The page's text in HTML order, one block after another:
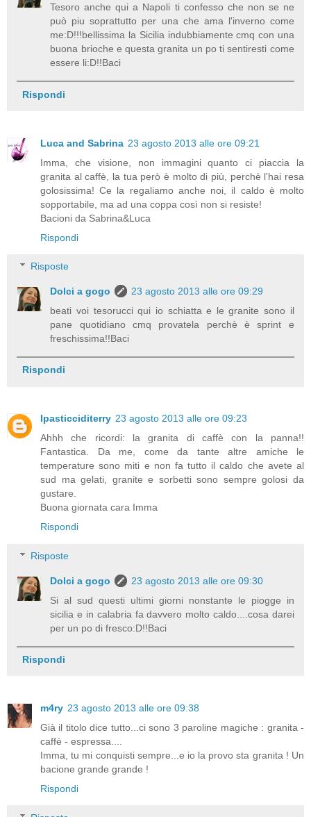
Tesoro anche qui a Napoli ti confesso che non se ne
può piu soprattutto per una che ama l'inverno come
me:D!!!bellissima la Sicilia indubbiamente cmq con una
buona brioche e questa granita un po ti sentiresti come
essere li:D!!Baci
Rispondi
Luca and Sabrina 23 agosto 2013 alle ore 09:21
Imma, che visione, non immagini quanto ci piaccia la
granita al caffè, la tua però è molto di più, perchè l'hai resa
golosissima! Ce la regaliamo anche noi, il caldo è molto
sopportabile, ma ad una coppa così non si resiste!
Bacioni da Sabrina&Luca
Rispondi
Risposte
Dolci a gogo
23 agosto 2013 alle ore 09:29
beati voi tesorucci qui io schiatta e le granite sono il
pane quotidiano cmq provatela perchè è sprint e
freschissima!!Baci
Rispondi
Ipasticciditerry 23 agosto 2013 alle ore 09:23
Ahhh che ricordi: la granita di caffè con la panna!!
Fantastica. Da me, come da tante altre amiche le
temperature sono miti e non fa tutto il caldo che avete al
sud ma gelati, granite e sorbetti sono sempre golosi da
gustare.
Buona giornata cara Imma
Rispondi
Risposte
Dolci a gogo
23 agosto 2013 alle ore 09:30
Si al sud questi ultimi giorni nonstante le piogge in
sicilia e in calabria fa davvero molto caldo....cosa darei
per un po di fresco:D!!Baci
Rispondi
m4ry 23 agosto 2013 alle ore 09:38
Già il titolo dice tutto...ci sono 3 paroline magiche : granita -
caffè - espressa....
Imma, tu mi conquisti sempre...e io la provo sta granita ! Un
bacione grande grande !
Rispondi